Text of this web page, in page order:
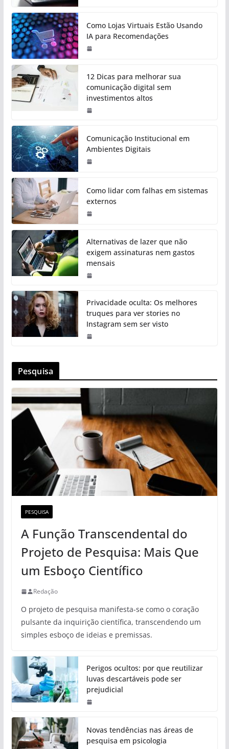
Como Lojas Virtuais Estão Usando
IA para Recomendações
12 Dicas para melhorar sua
comunicação digital sem
investimentos altos
Comunicação Institucional em
Ambientes Digitais
Como lidar com falhas em sistemas
externos
Alternativas de lazer que não
exigem assinaturas nem gastos
mensais
Privacidade oculta: Os melhores
truques para ver stories no
Instagram sem ser visto
Pesquisa
PESQUISA
A Função Transcendental do
Projeto de Pesquisa: Mais Que
um Esboço Científico
Redação
O projeto de pesquisa manifesta-se como o coração
pulsante da inquirição científica, transcendendo um
simples esboço de ideias e premissas.
Perigos ocultos: por que reutilizar
luvas descartáveis pode ser
prejudicial
Novas tendências nas áreas de
pesquisa em psicologia